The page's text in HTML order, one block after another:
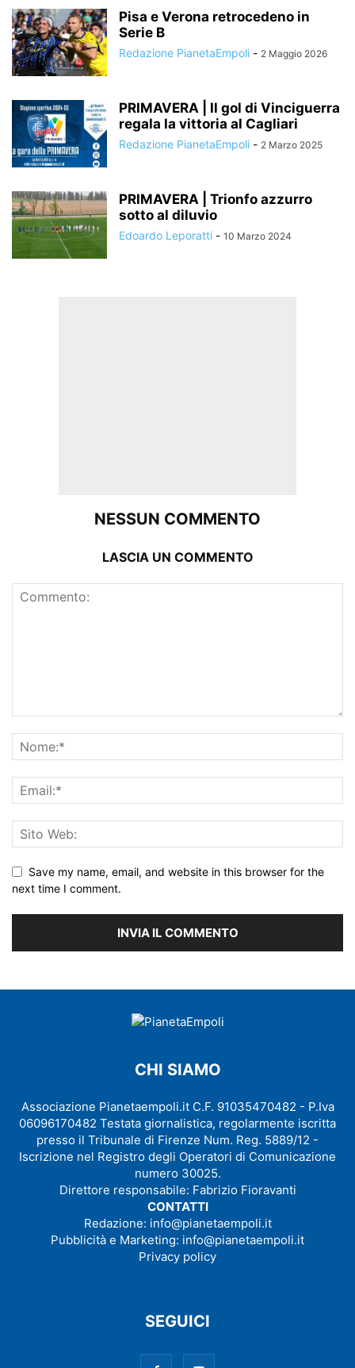
Pisa e Verona retrocedeno in
Serie B
Redazione PianetaEmpoli - 2 Maggio 2026
PRIMAVERA | Il gol di Vinciguerra
regala la vittoria al Cagliari
Redazione PianetaEmpoli - 2 Marzo 2025
PRIMAVERA | Trionfo azzurro
sotto al diluvio
Edoardo Leporatti - 10 Marzo 2024
NESSUN COMMENTO
LASCIA UN COMMENTO
Save my name, email, and website in this browser for the
next time I comment.
CHI SIAMO
Associazione Pianetaempoli.it C.F. 91035470482 - P.Iva
06096170482 Testata giornalistica, regolarmente iscritta
presso il Tribunale di Firenze Num. Reg. 5889/12 -
Iscrizione nel Registro degli Operatori di Comunicazione
numero 30025.
Direttore responsabile: Fabrizio Fioravanti
CONTATTI
Redazione: info@pianetaempoli.it
Pubblicità e Marketing: info@pianetaempoli.it
Privacy policy
SEGUICI